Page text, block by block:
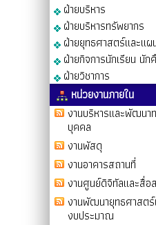
ฝ่ายบริหาร
ฝ่ายบริหารทรัพยากร
ฝ่ายยุทธศาสตร์และแผ
ฝ่ายกิจการนักเรียน นัก
ฝ่ายวิชาการ
หน่วยงานภายใน
งานบริหารและพัฒนา
บุคคล
งานพัสดุ
งานอาคารสถานที่
งานศูนย์ดิจิทัลและสื่อ
งานพัฒนายุทธศาสตร์
งบประมาณ